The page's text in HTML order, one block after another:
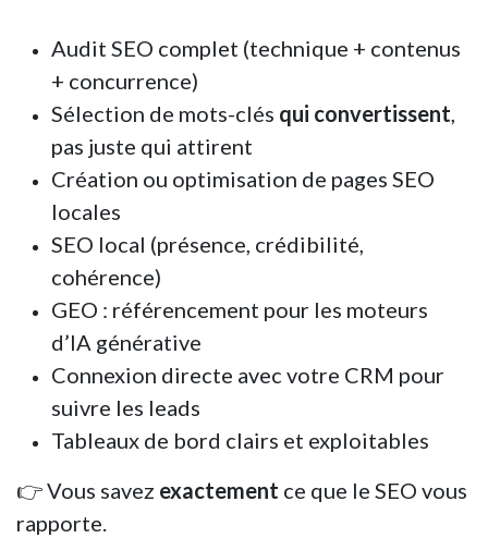
Audit SEO complet (technique + contenus
+ concurrence)
Sélection de mots-clés qui convertissent,
pas juste qui attirent
Création ou optimisation de pages SEO
locales
SEO local (présence, crédibilité,
cohérence)
GEO : référencement pour les moteurs
d’IA générative
Connexion directe avec votre CRM pour
suivre les leads
Tableaux de bord clairs et exploitables
👉 Vous savez exactement ce que le SEO vous
rapporte.